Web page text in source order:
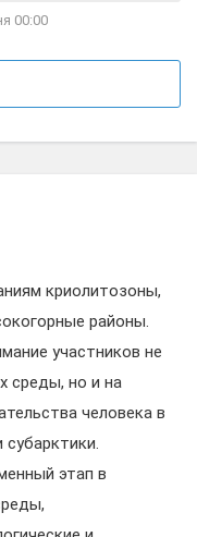
00:00
криолитозоны,
районы.
участников не
среды, но и на
человека в
этап в